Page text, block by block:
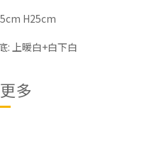
H25cm
: 上暖白+白下白
多